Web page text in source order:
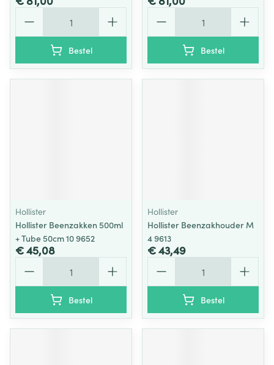
Bestel Bestel
Hollister
Hollister Beenzakken 500ml
+ Tube 50cm 10 9652
€ 45,08
Bestel
Hollister
Hollister Beenzakhouder M
4 9613
€ 43,49
Bestel